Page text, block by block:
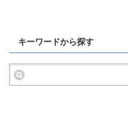
キーワードから探す